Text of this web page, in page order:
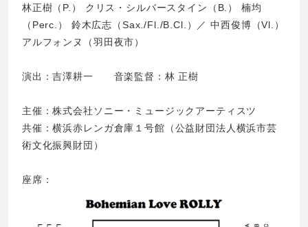
林正樹（P.） クリス・シルバースタイン（B.） 楠均
（Perc.） 鈴木広志（Sax./Fl./B.Cl.）／ 中西俊博（Vl.）
アルフォンヌ（羽田夜市）
演出：吉澤耕一 音楽監督：林 正樹
主催：株式会社ソニー・ミュージックアーティスツ
共催：横浜赤レンガ倉庫１号館（公益財団法人横浜市芸
術文化振興財団）
座席：